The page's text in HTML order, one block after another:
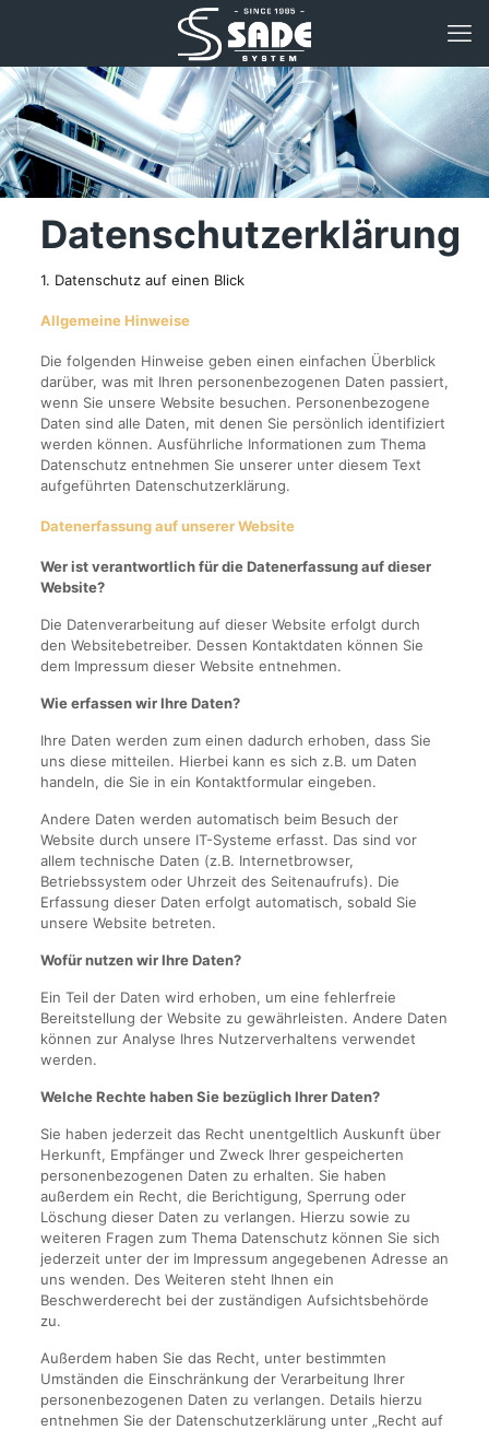
Datenschutzerklärung
1. Datenschutz auf einen Blick
Allgemeine Hinweise
Die folgenden Hinweise geben einen einfachen Überblick
darüber, was mit Ihren personenbezogenen Daten passiert,
wenn Sie unsere Website besuchen. Personenbezogene
Daten sind alle Daten, mit denen Sie persönlich identifiziert
werden können. Ausführliche Informationen zum Thema
Datenschutz entnehmen Sie unserer unter diesem Text
aufgeführten Datenschutzerklärung.
Datenerfassung auf unserer Website
Wer ist verantwortlich für die Datenerfassung auf dieser
Website?
Die Datenverarbeitung auf dieser Website erfolgt durch
den Websitebetreiber. Dessen Kontaktdaten können Sie
dem Impressum dieser Website entnehmen.
Wie erfassen wir Ihre Daten?
Ihre Daten werden zum einen dadurch erhoben, dass Sie
uns diese mitteilen. Hierbei kann es sich z.B. um Daten
handeln, die Sie in ein Kontaktformular eingeben.
Andere Daten werden automatisch beim Besuch der
Website durch unsere IT-Systeme erfasst. Das sind vor
allem technische Daten (z.B. Internetbrowser,
Betriebssystem oder Uhrzeit des Seitenaufrufs). Die
Erfassung dieser Daten erfolgt automatisch, sobald Sie
unsere Website betreten.
Wofür nutzen wir Ihre Daten?
Ein Teil der Daten wird erhoben, um eine fehlerfreie
Bereitstellung der Website zu gewährleisten. Andere Daten
können zur Analyse Ihres Nutzerverhaltens verwendet
werden.
Welche Rechte haben Sie bezüglich Ihrer Daten?
Sie haben jederzeit das Recht unentgeltlich Auskunft über
Herkunft, Empfänger und Zweck Ihrer gespeicherten
personenbezogenen Daten zu erhalten. Sie haben
außerdem ein Recht, die Berichtigung, Sperrung oder
Löschung dieser Daten zu verlangen. Hierzu sowie zu
weiteren Fragen zum Thema Datenschutz können Sie sich
jederzeit unter der im Impressum angegebenen Adresse an
uns wenden. Des Weiteren steht Ihnen ein
Beschwerderecht bei der zuständigen Aufsichtsbehörde
zu.
Außerdem haben Sie das Recht, unter bestimmten
Umständen die Einschränkung der Verarbeitung Ihrer
personenbezogenen Daten zu verlangen. Details hierzu
entnehmen Sie der Datenschutzerklärung unter „Recht auf